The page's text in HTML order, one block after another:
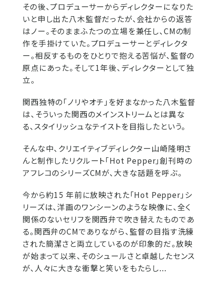
その後、プロデューサーからディレクターになりた
いと申し出た八木監督だったが、会社からの返答
はノー。そのままふたつの立場を兼任し、CMの制
作を手掛けていた。プロデューサーとディレクタ
ー。相反するものをひとりで抱える苦悩が、監督の
原点にあった。そして1年後、ディレクターとして独
立。
関西独特の「ノリやオチ」を好まなかった八木監督
は、そういった関西のメインストリームとは異な
る、スタイリッシュなテイストを目指したという。
そんな中、クリエイティブディレクター山崎隆明さ
んと制作したリクルート「Hot Pepper」創刊時の
アフレコのシリーズCMが、大きな話題を呼ぶ。
今から約15 年前に放映された「Hot Pepper」シ
リーズは、洋画のワンシーンのような映像に、全く
関係のないセリフを関西弁で吹き替えたものであ
る。関西弁のCMでありながら、監督の目指す洗練
された簡潔さと両立しているのが印象的だ。放映
が始まって以来、そのシュールさと卓越したセンス
が、人々に大きな衝撃と笑いをもたらし...